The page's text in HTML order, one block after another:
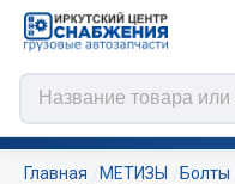
Главная МЕТИЗЫ
Болты